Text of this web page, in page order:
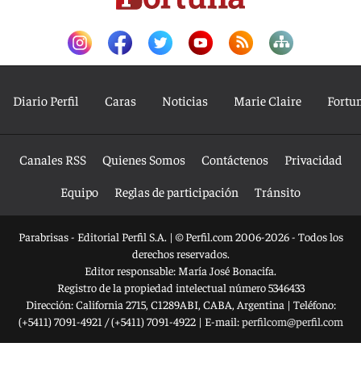
Diario Perfil Caras Noticias Marie Claire
Canales RSS Quienes Somos Contáctenos
Privacidad
Equipo
Reglas de participación Tránsito
Parabrisas - Editorial Perfil S.A. | © Perfil.com 2006-2026 - Todos los
derechos reservados.
Editor responsable: María José Bonacifa.
Registro de la propiedad intelectual número 5346433
Dirección:California 2715, C1289ABI, CABA, Argentina | Teléfono:
(+5411) 7091-4921 /(+5411) 7091-4922| E-mail:perfilcom@perfil.com